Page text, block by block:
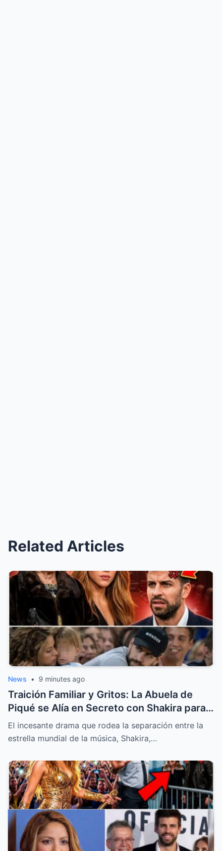
Related Articles
News • 9 minutes ago
Traición Familiar y Gritos: La Abuela de
Piqué se Alía en Secreto con Shakira para
Proteger a sus Bisnietos
El incesante drama que rodea la separación entre la
estrella mundial de la música, Shakira,…